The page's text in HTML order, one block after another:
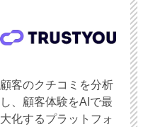
顧客のクチコミを分析
し、顧客体験をAIで最
大化するプラットフォ